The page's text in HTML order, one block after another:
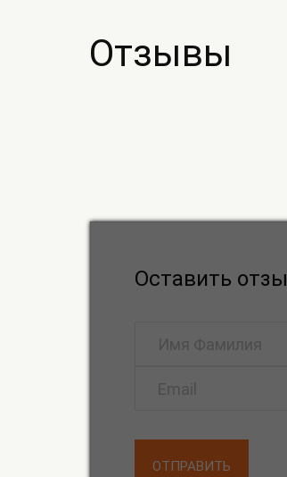
Отзывы
Оставить
ОТПРАВИТЬ